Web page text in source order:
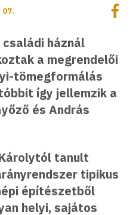
07.
háznál
a megrendelői
tömegformálás
így jellemzik a
és András
tanult
tipikus
építészetből
helyi, sajátos